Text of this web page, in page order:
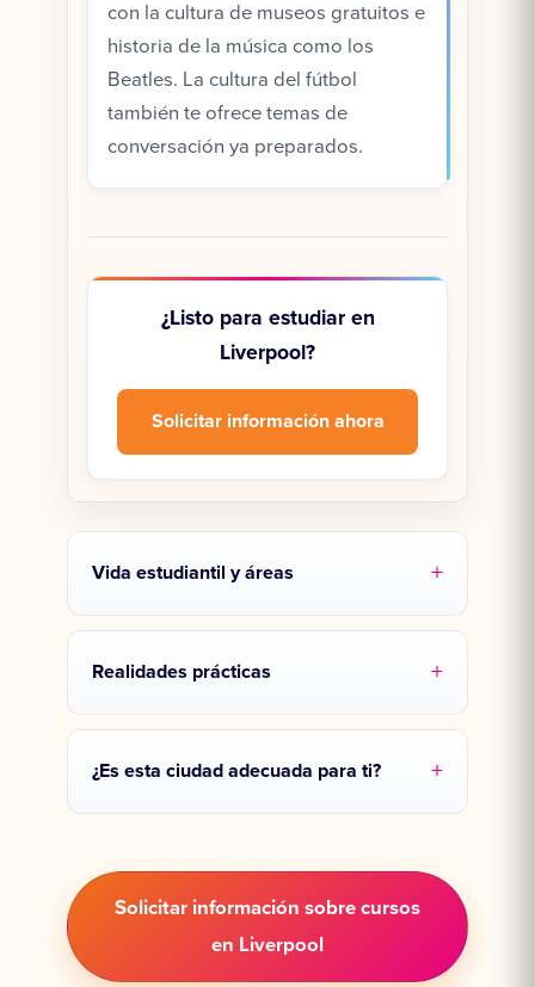
con la cultura de museos gratuitos e
historia de la música como los
Beatles. La cultura del fútbol
también te ofrece temas de
conversación ya preparados.
¿Listo para estudiar en
Liverpool?
Solicitar información ahora
Vida estudiantil y áreas
Realidades prácticas
¿Es esta ciudad adecuada para ti?
Solicitar información sobre cursos
en Liverpool